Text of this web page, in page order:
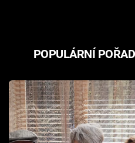
POPULÁRNÍ